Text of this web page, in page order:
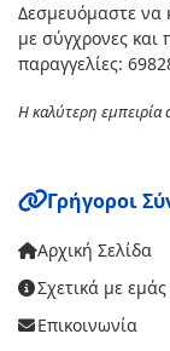
Δεσμευόμαστε να
με σύγχρονες και
παραγγελίες:
Η καλύτερη
Γρήγοροι
Αρχική Σελίδα
Σχετικά με εμάς
Επικοινωνία